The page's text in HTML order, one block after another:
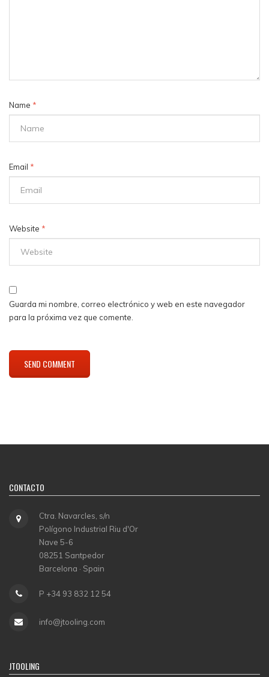
Name *
Email *
Website *
Guarda mi nombre, correo electrónico y web en este navegador
para la próxima vez que comente.
CONTACTO
Ctra. Navarcles, s/n
Polígono Industrial Riu d'Or
Nave 5-6
08251 Santpedor
Barcelona · Spain
P +34 93 832 12 54
info@jtooling.com
JTOOLING